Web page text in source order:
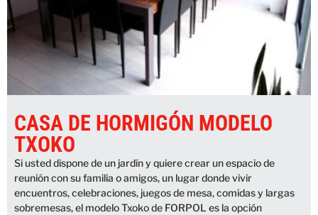
CASA DE HORMIGÓN MODELO
TXOKO
Si usted dispone de un jardín y quiere crear un espacio de
reunión con su familia o amigos, un lugar donde vivir
encuentros, celebraciones, juegos de mesa, comidas y largas
sobremesas, el modelo Txoko de FORPOL es la opción